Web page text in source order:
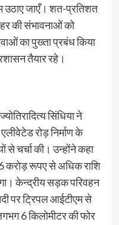
जाएँ। शत-प्रतिशत
की संभावनाओं को
का पुख्ता प्रबंध किया
तैयार रहे।
सिंधिया ने
रोड़ निर्माण के
से चर्चा की। उन्होंने कहा
करोड़ रूपए से अधिक राशि
केन्द्रीय सड़क परिवहन
पर ट्रिपल आईटीएम से
6 किलोमीटर की फोर